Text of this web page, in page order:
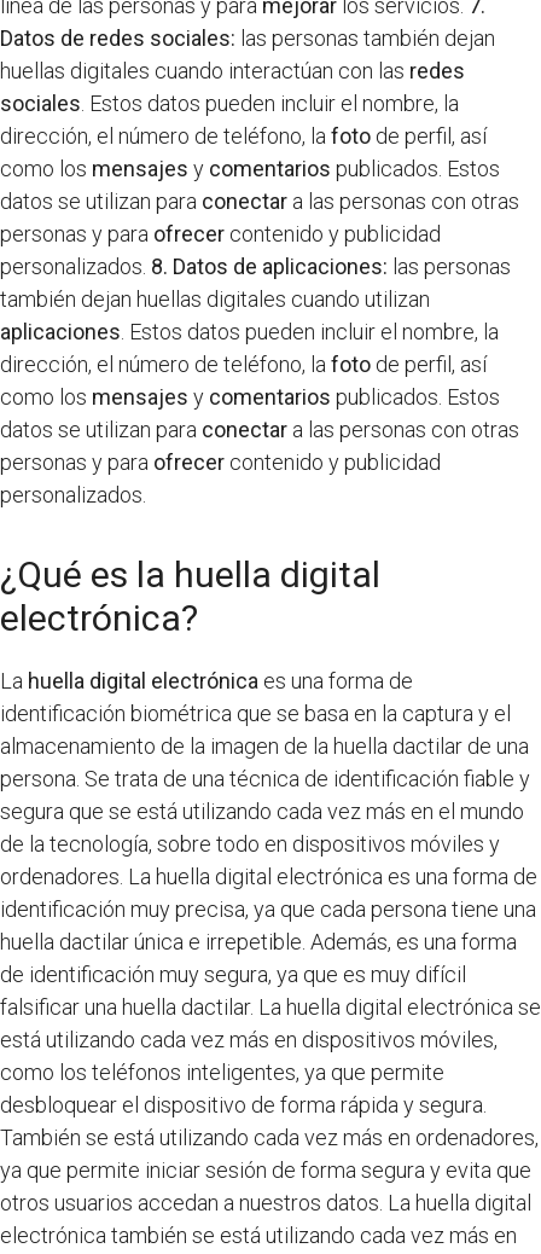
línea de las personas y para mejorar los servicios. 7.
Datos de redes sociales: las personas también dejan
huellas digitales cuando interactúan con las redes
sociales . Estos datos pueden incluir el nombre, la
dirección, el número de teléfono, la foto de perfil, así
como los mensajes y comentarios publicados. Estos
datos se utilizan para conectar a las personas con otras
personas y para ofrecer contenido y publicidad
personalizados. 8. Datos de aplicaciones: las personas
también dejan huellas digitales cuando utilizan
aplicaciones . Estos datos pueden incluir el nombre, la
dirección, el número de teléfono, la foto de perfil, así
como los mensajes y comentarios publicados. Estos
datos se utilizan para conectar a las personas con otras
personas y para ofrecer contenido y publicidad
personalizados.
¿Qué es la huella digital
electrónica?
La huella digital electrónica es una forma de
identificación biométrica que se basa en la captura y el
almacenamiento de la imagen de la huella dactilar de una
persona. Se trata de una técnica de identificación fiable y
segura que se está utilizando cada vez más en el mundo
de la tecnología, sobre todo en dispositivos móviles y
ordenadores. La huella digital electrónica es una forma de
identificación muy precisa, ya que cada persona tiene una
huella dactilar única e irrepetible. Además, es una forma
de identificación muy segura, ya que es muy difícil
falsificar una huella dactilar. La huella digital electrónica se
está utilizando cada vez más en dispositivos móviles,
como los teléfonos inteligentes, ya que permite
desbloquear el dispositivo de forma rápida y segura.
También se está utilizando cada vez más en ordenadores,
ya que permite iniciar sesión de forma segura y evita que
otros usuarios accedan a nuestros datos. La huella digital
electrónica también se está utilizando cada vez más en